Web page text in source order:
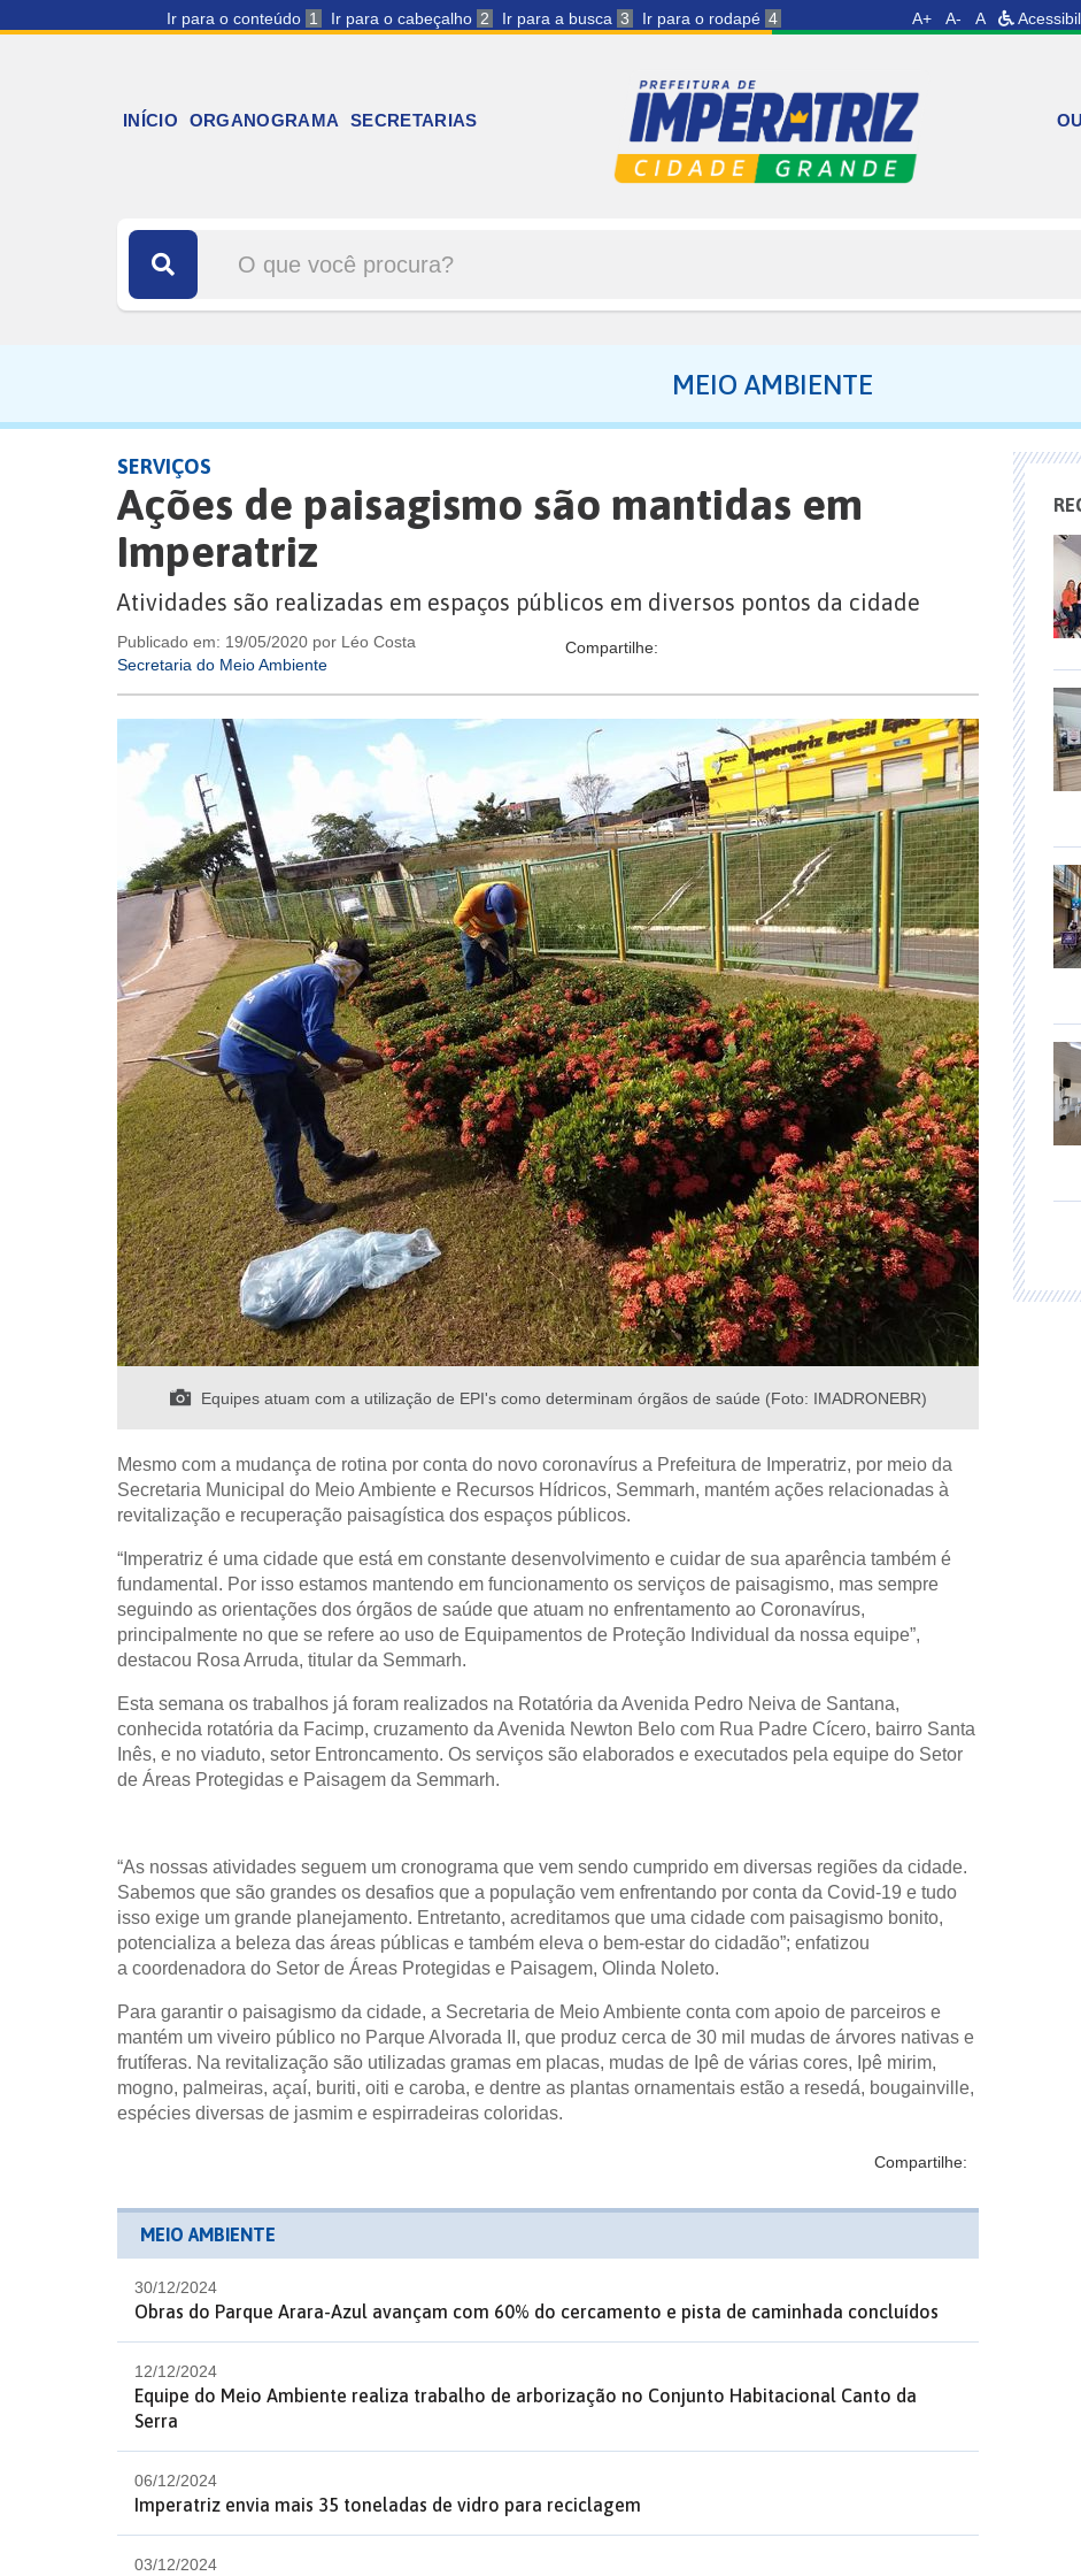
Ir para o conteúdo 1 Ir para o cabeçalho 2 Ir para a busca 3 Ir para o rodapé 4 A+ A- A
INÍCIO ORGANOGRAMA SECRETARIAS
MEIO AMBIENTE
SERVIÇOS
Ações de paisagismo são mantidas em
Imperatriz
Atividades são realizadas em espaços públicos em diversos pontos da cidade
Publicado em: 19/05/2020 por Léo Costa
Secretaria do Meio Ambiente
Compartilhe:
Equipes atuam com a utilização de EPI's como determinam órgãos de saúde (Foto: IMADRONEBR)
Mesmo com a mudança de rotina por conta do novo coronavírus a Prefeitura de Imperatriz, por meio da
Secretaria Municipal do Meio Ambiente e Recursos Hídricos, Semmarh, mantém ações relacionadas à
revitalização e recuperação paisagística dos espaços públicos.
“ Imperatriz é uma cidade que está em constante desenvolvimento e cuidar de sua aparência também é
fundamental. Por isso estamos mantendo em funcionamento os serviços de paisagismo, mas sempre
seguindo as orientações dos órgãos de saúde que atuam no enfrentamento ao Coronavírus,
principalmente no que se refere ao uso de Equipamentos de Proteção Individual da nossa equipe”,
destacou Rosa Arruda, titular da Semmarh.
Esta semana os trabalhos já foram realizados na Rotatória da Avenida Pedro Neiva de Santana,
conhecida rotatória da Facimp, cruzamento da Avenida Newton Belo com Rua Padre Cícero, bairro Santa
Inês, e no viaduto, setor Entroncamento. Os serviços são elaborados e executados pela equipe do Setor
de Áreas Protegidas e Paisagem da Semmarh.
“As nossas atividades seguem um cronograma que vem sendo cumprido em diversas regiões da cidade.
Sabemos que são grandes os desafios que a população vem enfrentando por conta da Covid-19 e tudo
isso exige um grande planejamento. Entretanto, acreditamos que uma cidade com paisagismo bonito,
potencializa a beleza das áreas públicas e também eleva o bem-estar do cidadão”; enfatizou
a coordenadora do Setor de Áreas Protegidas e Paisagem, Olinda Noleto.
Para garantir o paisagismo da cidade, a Secretaria de Meio Ambiente conta com apoio de parceiros e
mantém um viveiro público no Parque Alvorada II, que produz cerca de 30 mil mudas de árvores nativas e
frutíferas. Na revitalização são utilizadas gramas em placas, mudas de Ipê de várias cores, Ipê mirim,
mogno, palmeiras, açaí, buriti, oiti e caroba, e dentre as plantas ornamentais estão a resedá, bougainville,
espécies diversas de jasmim e espirradeiras coloridas.
Compartilhe:
MEIO AMBIENTE
30/12/2024
Obras do Parque Arara-Azul avançam com 60% do cercamento e pista de caminhada concluídos
12/12/2024
Equipe do Meio Ambiente realiza trabalho de arborização no Conjunto Habitacional Canto da
Serra
06/12/2024
Imperatriz envia mais 35 toneladas de vidro para reciclagem
03/12/2024